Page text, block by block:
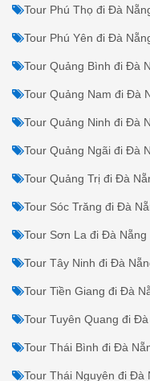
Tour Lạng Sơn đi Đà
Tour Lào Cai đi Đà Nẵng
Tour Lâm Đồng đi Đà
Tour Long An đi Đà
Tour Nam Định đi Đà
Tour Ninh Bình đi Đà
Tour Ninh Thuận đi Đà
Tour Nghệ An đi Đà
Tour Phú Thọ đi Đà Nẵng
Tour Phú Yên đi Đà
Tour Quảng Bình đi Đà
Tour Quảng Nam đi Đà
Tour Quảng Ninh đi Đà
Tour Quảng Ngãi đi Đà